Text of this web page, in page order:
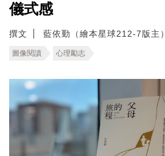
儀式感
撰文 藍依勤（繪本星球212-7版主）
圖像閱讀 心理勵志